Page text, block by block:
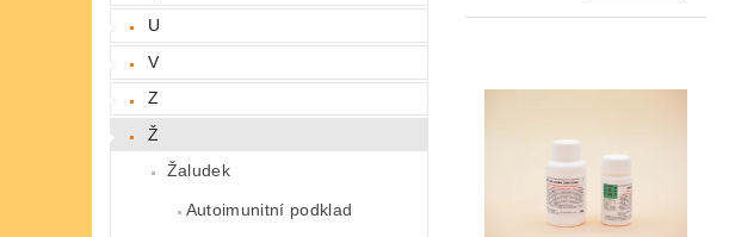
U
V
Z
Ž
Žaludek
Autoimunitní podklad